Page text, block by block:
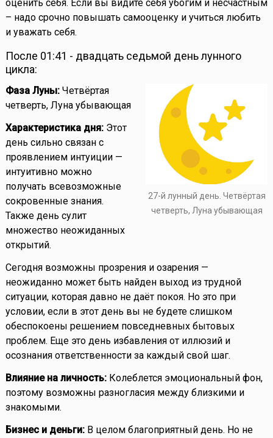
оценить себя. Если вы видите себя убогим и несчастным
– надо срочно повышать самооценку и учиться любить
и уважать себя.
После 01:41 - двадцать седьмой день лунного
цикла:
27-й лунный день. Четвёртая
четверть, Луна убывающая
Фаза Луны:Четвёртая
четверть, Луна убывающая
Характеристика дня:Этот
день сильно связан с
проявлением интуиции —
интуитивно можно
получать всевозможные
сокровенные знания.
Также день сулит
множество неожиданных
открытий.
Сегодня возможны прозрения и озарения —
неожиданно может быть найден выход из трудной
ситуации, которая давно не даёт покоя. Но это при
условии, если в этот день вы не будете слишком
обеспокоены решением повседневных бытовых
проблем. Еще это день избавления от иллюзий и
осознания ответственности за каждый свой шаг.
Влияние на личность:Колеблется эмоциональный фон,
поэтому возможны разногласия между близкими и
знакомыми.
Бизнес и деньги:В целом благоприятный день. Но не